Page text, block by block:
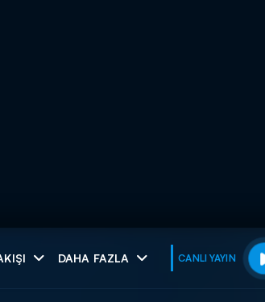
DAHA FAZLA CANLI YAYIN
muhteşem ikili